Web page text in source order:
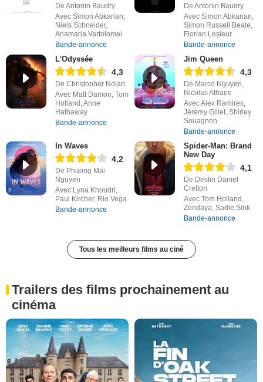
De Antonin Baudry
Avec Simon Abkarian,
Niels Schneider,
Anamaria Vartolomei
Bande-annonce
De Antonin Baudry
Avec Simon Abkarian,
Simon Russell Beale,
Florian Lesieur
Bande-annonce
L'Odyssée
4,3
De Christopher Nolan
Avec Matt Damon, Tom
Holland, Anne
Hathaway
Bande-annonce
Jim Queen
4,3
De Marco Nguyen,
Nicolas Athane
Avec Alex Ramires,
Jérémy Gillet, Shirley
Souagnon
Bande-annonce
In Waves
4,2
De Phuong Mai
Nguyen
Avec Lyna Khoudri,
Paul Kircher, Rio Vega
Bande-annonce
Spider-Man: Brand
New Day
4,1
De Destin Daniel
Cretton
Avec Tom Holland,
Zendaya, Sadie Sink
Bande-annonce
Tous les meilleurs films au ciné
Trailers des films prochainement au
cinéma